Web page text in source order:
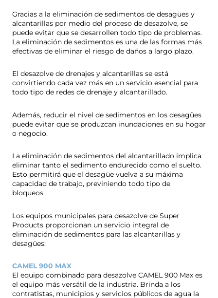
Gracias a la eliminación de sedimentos de desagües y
alcantarillas por medio del proceso de desazolve, se
puede evitar que se desarrollen todo tipo de problemas.
La eliminación de sedimentos es una de las formas más
efectivas de eliminar el riesgo de daños a largo plazo.
El desazolve de drenajes y alcantarillas se está
convirtiendo cada vez más en un servicio esencial para
todo tipo de redes de drenaje y alcantarillado.
Además, reducir el nivel de sedimentos en los desagües
puede evitar que se produzcan inundaciones en su hogar
o negocio.
La eliminación de sedimentos del alcantarillado implica
eliminar tanto el sedimento endurecido como el suelto.
Esto permitirá que el desagüe vuelva a su máxima
capacidad de trabajo, previniendo todo tipo de
bloqueos.
Los equipos municipales para desazolve de Super
Products proporcionan un servicio integral de
eliminación de sedimentos para las alcantarillas y
desagües:
CAMEL 900 MAX
El equipo combinado para desazolve CAMEL 900 Max es
el equipo más versátil de la industria. Brinda a los
contratistas, municipios y servicios públicos de agua la